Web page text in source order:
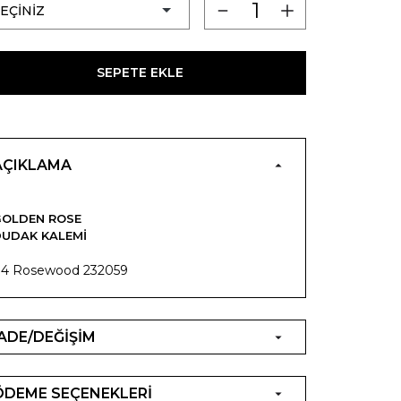
SEPETE EKLE
ROSE
KALEMI
Rosewood 232059
DEĞİŞİM
SEÇENEKLERİ